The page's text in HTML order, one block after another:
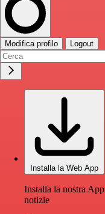
Modifica profilo Logout
Installa la Web App
Installa la nostra
notizie